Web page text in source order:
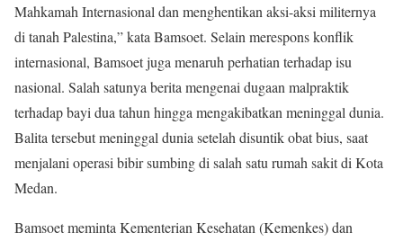
Mahkamah Internasional dan menghentikan aksi-aksi militernya
di tanah Palestina,” kata Bamsoet. Selain merespons konflik
internasional, Bamsoet juga menaruh perhatian terhadap isu
nasional. Salah satunya berita mengenai dugaan malpraktik
terhadap bayi dua tahun hingga mengakibatkan meninggal dunia.
Balita tersebut meninggal dunia setelah disuntik obat bius, saat
menjalani operasi bibir sumbing di salah satu rumah sakit di Kota
Medan.
Bamsoet meminta Kementerian Kesehatan (Kemenkes) dan